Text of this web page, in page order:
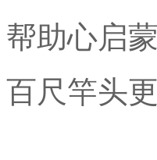
帮助心启
百尺竿头